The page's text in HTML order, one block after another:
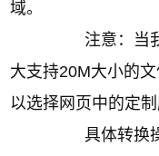
域。
注意：当我
大支持20M大小的
以选择网页中的定
具体转换